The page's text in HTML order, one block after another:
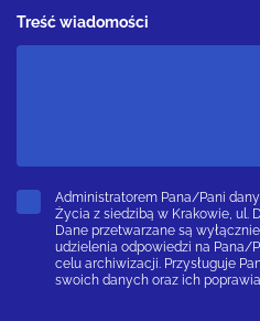
Treść wiadomości
Administratorem Pana/Pani
Życia z siedzibą w Krakowie, ul.
Dane przetwarzane są
udzielenia odpowiedzi na Pana/
celu archiwizacji. Przysługuje
swoich danych oraz ich